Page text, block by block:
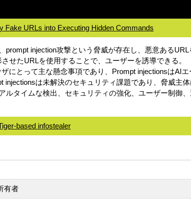
Fake URLs into Executing Hidden Commands
prompt injection攻撃という脅威が存在し、悪意ある
せたURLを使用することで、ユーザーを誘導できる。
にとって主な懸念事項であり、Prompt injectionsはAI
は未解決のセキュリティ課題であり、脅威主
ルタイムな検出、セキュリティの強化、ユーザー制御
based infostealer
有者